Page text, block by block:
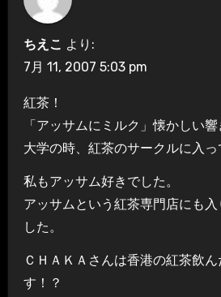
ちえこ より:
7月 11, 2007 5:03 pm
紅茶！
「アッサムにミルク」懐かしい響
大学の時、紅茶のサークルに入っ
私もアッサム好きでした。
アッサムという紅茶専門店にも入
した。
ＣＨＡＫＡさんは香港の紅茶飲ん
す！？